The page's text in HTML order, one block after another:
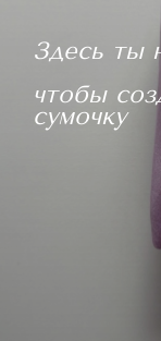
Здесь ты
чтобы
сумочку